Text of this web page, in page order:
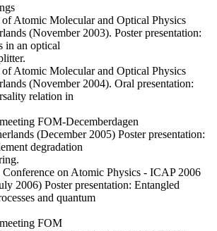
Atomic Molecular and Optical Physics
(November 2003). Poster presentation:
in an optical
Atomic Molecular and Optical Physics
(November 2004). Oral presentation:
relation in
FOM-Decemberdagen
(December 2005) Poster presentation:
degradation
on Atomic Physics - ICAP 2006
2006) Poster presentation: Entangled
and quantum
FOM